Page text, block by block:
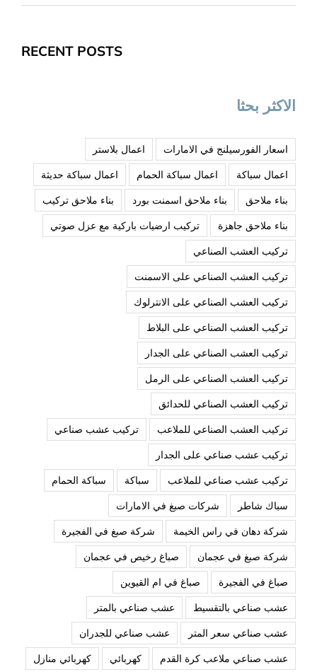
RECENT POSTS
الاكثر بحثا
اسعار الفورسيلنج في الامارات
اعمال بلاستر
اعمال سباكة
اعمال سباكة الحمام
اعمال سباكة حديثة
بناء ملاحق
بناء ملاحق اسمنت بورد
بناء ملاحق تركيب
بناء ملاحق جاهزة
تركيب ارضيات باركية مع عزل صوتي
تركيب العشب الصناعي
تركيب العشب الصناعي على الاسمنت
تركيب العشب الصناعي على الانترلوك
تركيب العشب الصناعي على البلاط
تركيب العشب الصناعي على الجدار
تركيب العشب الصناعي على الرمل
تركيب العشب الصناعي للحدائق
تركيب العشب الصناعي للملاعب
تركيب عشب صناعي
تركيب عشب صناعي على الجدار
تركيب عشب صناعي للملاعب
سباكة
سباكة الحمام
سباك شاطر
شركات صبغ في الامارات
شركة دهان في راس الخيمة
شركة صبغ في الفجيرة
شركة صبغ في عجمان
صباغ رخيص في عجمان
صباغ في الفجيرة
صباغ في ام القيوين
عشب صناعي بالتقسيط
عشب صناعي بالمتر
عشب صناعي سعر المتر
عشب صناعي للجدران
عشب صناعي ملاعب كرة القدم
كهربائي كهربائي منازل